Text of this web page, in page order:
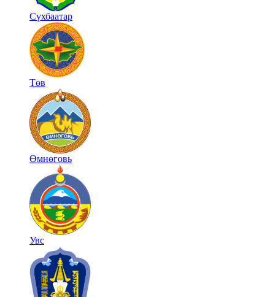
Сүхбаатар
Төв
Өмнөговь
Увс